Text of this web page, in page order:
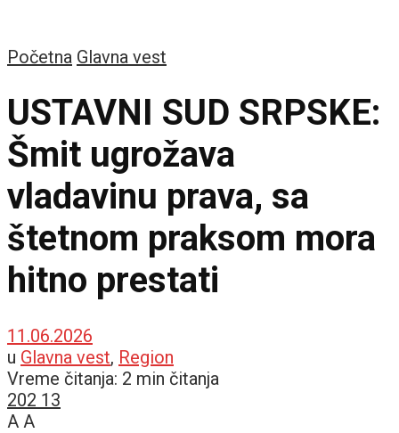
Početna Glavna vest
USTAVNI SUD SRPSKE:
Šmit ugrožava
vladavinu prava, sa
štetnom praksom mora
hitno prestati
11.06.2026
u Glavna vest, Region
Vreme čitanja: 2 min čitanja
202 13
A A